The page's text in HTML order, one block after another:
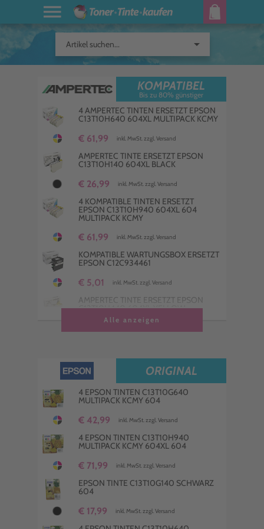
Artikel suchen... arrow_drop_down
KOMPATIBEL
Bis zu 80% günstiger
4 AMPERTEC TINTEN ERSETZT EPSON
C13T10H640 604XL MULTIPACK KCMY
€ 61,99 inkl. MwSt. zzgl. Versand
AMPERTEC TINTE ERSETZT EPSON
C13T10H140 604XL BLACK
€ 26,99 inkl. MwSt. zzgl. Versand
4 KOMPATIBLE TINTEN ERSETZT
EPSON C13T10H940 604XL 604
MULTIPACK KCMY
€ 61,99 inkl. MwSt. zzgl. Versand
KOMPATIBLE WARTUNGSBOX ERSETZT
EPSON C12C934461
€ 5,01 inkl. MwSt. zzgl. Versand
AMPERTEC TINTE ERSETZT EPSON
C13T10H440 604XL YELLOW
€ 14,99 inkl. MwSt. zzgl. Versand
AMPERTEC TINTE ERSETZT EPSON
C13T10H340 604XL MAGENTA
€ 14,99 inkl. MwSt. zzgl. Versand
AMPERTEC TINTE ERSETZT EPSON
C13T10G240 604 CYAN
€ 14,99 inkl. MwSt. zzgl. Versand
Alle anzeigen
ORIGINAL
4 EPSON TINTEN C13T10G640
MULTIPACK KCMY 604
€ 42,99 inkl. MwSt. zzgl. Versand
4 EPSON TINTEN C13T10H940
MULTIPACK KCMY 604XL 604
€ 71,99 inkl. MwSt. zzgl. Versand
EPSON TINTE C13T10G140 SCHWARZ
604
€ 17,99 inkl. MwSt. zzgl. Versand